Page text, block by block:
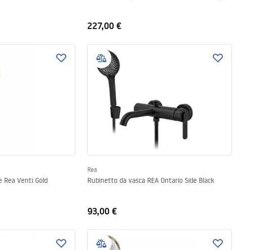
227,00 €
Rubinetto indipendente Rea Venti Gold
Rea
Rubinetto da vasca REA Ontario Side Black
93,00 €